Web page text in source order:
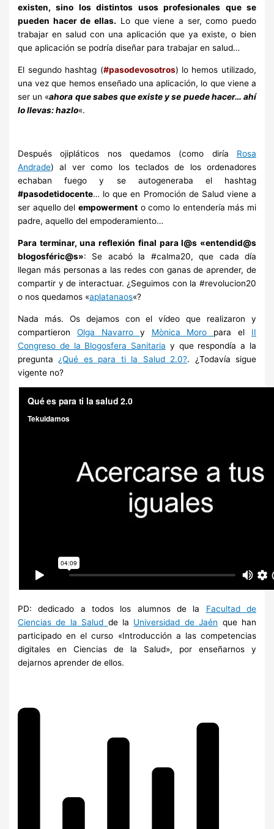
existen, sino los distintos usos profesionales que se
pueden hacer de ellas. Lo que viene a ser, como puedo
trabajar en salud con una aplicación que ya existe, o bien
que aplicación se podría diseñar para trabajar en salud…
El segundo hashtag (#pasodevosotros) lo hemos utilizado,
una vez que hemos enseñado una aplicación, lo que viene a
ser un «ahora que sabes que existe y se puede hacer… ahí
lo llevas: hazlo«.
Después ojipláticos nos quedamos (como diría Rosa
Andrade) al ver como los teclados de los ordenadores
echaban fuego y se autogeneraba el hashtag
#pasodetidocente… lo que en Promoción de Salud viene a
ser aquello delempowerment o como lo entendería más mi
padre, aquello del empoderamiento…
Para terminar, una reflexión final para l@s «entendid@s
blogosféric@s»: Se acabó la #calma20, que cada día
llegan más personas a las redes con ganas de aprender, de
compartir y de interactuar. ¿Seguimos con la #revolucion20
o nos quedamos «aplatanaos«?
Nada más. Os dejamos con el vídeo que realizaron y
compartieron Olga Navarro y Mònica Moro para el II
Congreso de la Blogosfera Sanitaria y que respondía a la
pregunta ¿Qué es para ti la Salud 2.0?. ¿Todavía sigue
vigente no?
PD: dedicado a todos los alumnos de la Facultad de
Ciencias de la Salud de la Universidad de Jaén que han
participado en el curso «Introducción a las competencias
digitales en Ciencias de la Salud», por enseñarnos y
dejarnos aprender de ellos.